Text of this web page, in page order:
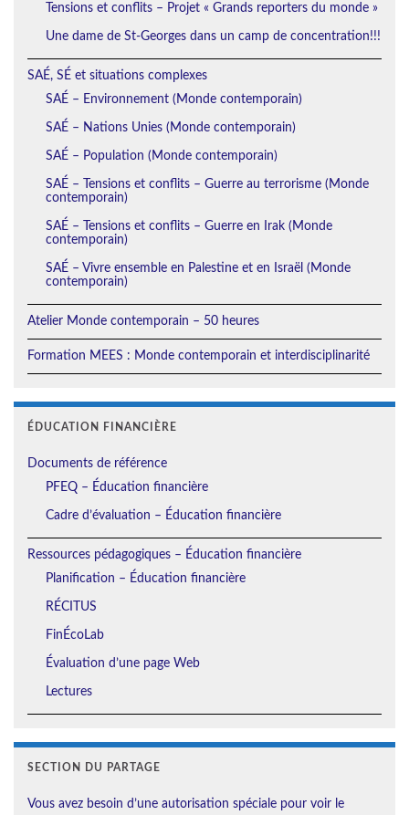
Tensions et conflits – Projet « Grands reporters du monde »
Une dame de St-Georges dans un camp de concentration!!!
SAÉ, SÉ et situations complexes
SAÉ – Environnement (Monde contemporain)
SAÉ – Nations Unies (Monde contemporain)
SAÉ – Population (Monde contemporain)
SAÉ – Tensions et conflits – Guerre au terrorisme (Monde
contemporain)
SAÉ – Tensions et conflits – Guerre en Irak (Monde
contemporain)
SAÉ – Vivre ensemble en Palestine et en Israël (Monde
contemporain)
Atelier Monde contemporain – 50 heures
Formation MEES : Monde contemporain et interdisciplinarité
ÉDUCATION FINANCIÈRE
Documents de référence
PFEQ – Éducation financière
Cadre d’évaluation – Éducation financière
Ressources pédagogiques – Éducation financière
Planification – Éducation financière
RÉCITUS
FinÉcoLab
Évaluation d’une page Web
Lectures
SECTION DU PARTAGE
Vous avez besoin d’une autorisation spéciale pour voir le